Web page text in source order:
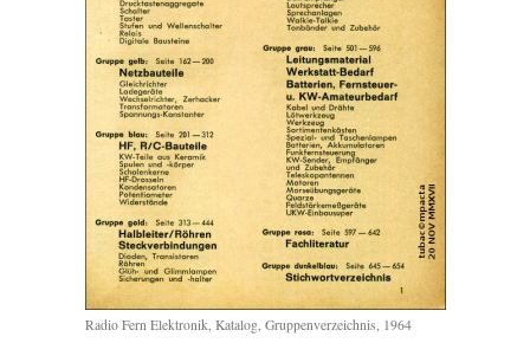
Radio Fern Elektronik, Katalog, Gruppenverzeichnis, 1964